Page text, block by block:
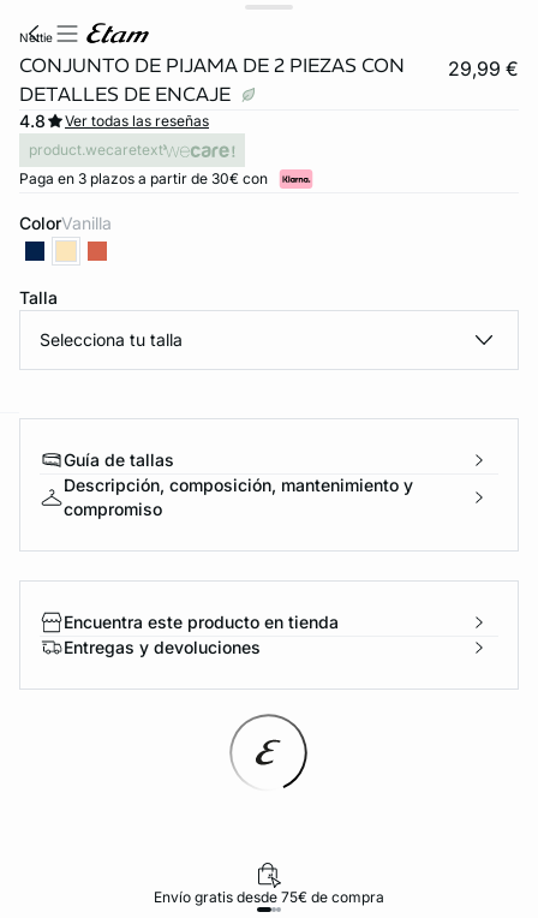
nettie
CONJUNTO DE PIJAMA DE 2 PIEZAS CON
DETALLES DE ENCAJE
29,99 €
4.8
Ver todas las reseñas
product.wecaretext
Paga en 3 plazos a partir de 30€ con
Color vanilla
Talla
Selecciona tu talla
Guía de tallas
Descripción, composición, mantenimiento y
compromiso
Encuentra este producto en tienda
Entregas y devoluciones
Envío gratis desde 75€ de compra